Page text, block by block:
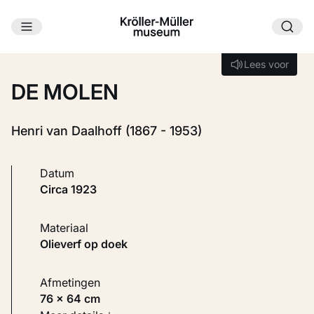
Ga naar hoofdinhoud
Lees voor
Lees voor
DE MOLEN
Henri van Daalhoff (1867 - 1953)
Datum
circa 1923
Materiaal
Olieverf op doek
Afmetingen
76 × 64 cm